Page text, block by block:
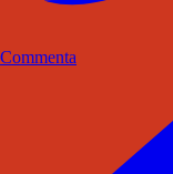
Commenta